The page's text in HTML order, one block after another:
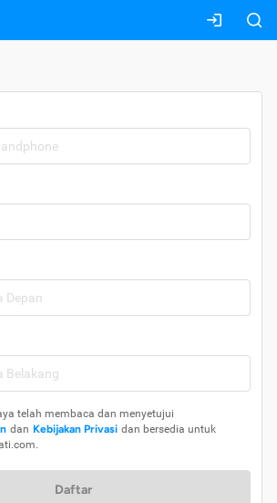
telah membaca dan menyetujui
dan Kebijakan Privasi dan bersedia untuk
Daftar